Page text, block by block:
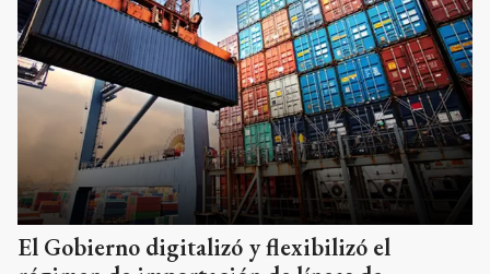
El Gobierno digitalizó y flexibilizó el